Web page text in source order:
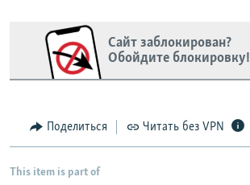
Сайт заблокирован?
Обойдите блокировку!
Поделиться Читать без VPN
This item is part of